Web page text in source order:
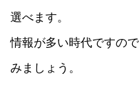
選べます。
情報が多い時代ですの
みましょう。